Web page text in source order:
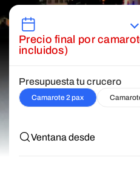
Precio final por
incluidos)
Presupuesta tu crucero
Camarote 2 pax
Ventana desde